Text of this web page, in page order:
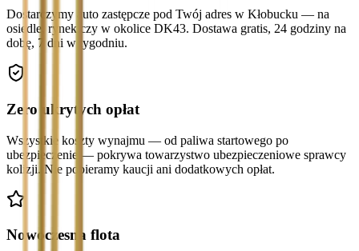
Dostarczymy auto zastępcze pod Twój adres w Kłobucku — na
osiedle, rynek czy w okolice DK43. Dostawa gratis, 24 godziny na
dobę, 7 dni w tygodniu.
Zero ukrytych opłat
Wszystkie koszty wynajmu — od paliwa startowego po
ubezpieczenie — pokrywa towarzystwo ubezpieczeniowe sprawcy
kolizji. Nie pobieramy kaucji ani dodatkowych opłat.
Nowoczesna flota